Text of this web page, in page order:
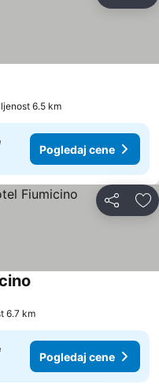
6.5 km
Pogledaj cene
Deli
6.7 km
Pogledaj cene